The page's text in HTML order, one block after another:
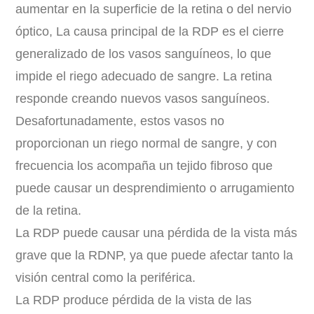
aumentar en la superficie de la retina o del nervio
óptico, La causa principal de la RDP es el cierre
generalizado de los vasos sanguíneos, lo que
impide el riego adecuado de sangre. La retina
responde creando nuevos vasos sanguíneos.
Desafortunadamente, estos vasos no
proporcionan un riego normal de sangre, y con
frecuencia los acompaña un tejido fibroso que
puede causar un desprendimiento o arrugamiento
de la retina.
La RDP puede causar una pérdida de la vista más
grave que la RDNP, ya que puede afectar tanto la
visión central como la periférica.
La RDP produce pérdida de la vista de las